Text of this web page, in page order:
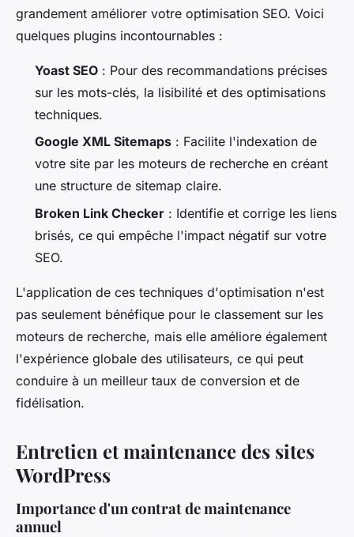
grandement améliorer votre optimisation SEO. Voici
quelques plugins incontournables :
Yoast SEO : Pour des recommandations précises
sur les mots-clés, la lisibilité et des optimisations
techniques.
Google XML Sitemaps : Facilite l'indexation de
votre site par les moteurs de recherche en créant
une structure de sitemap claire.
Broken Link Checker : Identifie et corrige les liens
brisés, ce qui empêche l'impact négatif sur votre
SEO.
L'application de ces techniques d'optimisation n'est
pas seulement bénéfique pour le classement sur les
moteurs de recherche, mais elle améliore également
l'expérience globale des utilisateurs, ce qui peut
conduire à un meilleur taux de conversion et de
fidélisation.
Entretien et maintenance des sites
WordPress
Importance d'un contrat de maintenance
annuel